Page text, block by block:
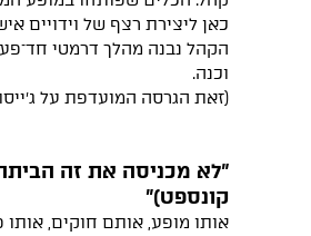
כאן ליצירת רצף של וידויים
הקהל נבנה מהלך דרמטי
וכנה.
(זאת הגרסה המועדפת על
"לא מכניסה את זה
קונספט)״
אותו מופע, אותם חוקים, אותו